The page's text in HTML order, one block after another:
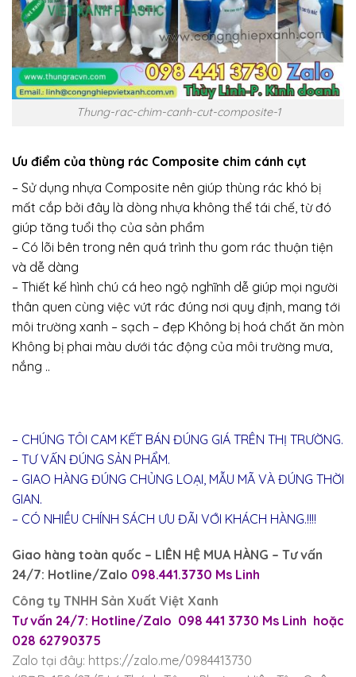
Thung-rac-chim-canh-cut-composite-1
Ưu điểm của thùng rác Composite chim cánh cụt
– Sử dụng nhựa Composite nên giúp thùng rác khó bị
mất cắp bởi đây là dòng nhựa không thể tái chế, từ đó
giúp tăng tuổi thọ của sản phẩm
– Có lõi bên trong nên quá trình thu gom rác thuận tiện
và dễ dàng
– Thiết kế hình chú cá heo ngộ nghĩnh dễ giúp mọi người
thân quen cùng việc vứt rác đúng nơi quy định, mang tới
môi trường xanh – sạch – đẹp Không bị hoá chất ăn mòn
Không bị phai màu dưới tác động của môi trường mưa,
nắng ..
– CHÚNG TÔI CAM KẾT BÁN ĐÚNG GIÁ TRÊN THỊ TRƯỜNG.
– TƯ VẤN ĐÚNG SẢN PHẨM.
– GIAO HÀNG ĐÚNG CHỦNG LOẠI, MẪU MÃ VÀ ĐÚNG THỜI
GIAN.
– CÓ NHIỀU CHÍNH SÁCH ƯU ĐÃI VỚI KHÁCH HÀNG.!!!!
Giao hàng toàn quốc – LIÊN HỆ MUA HÀNG – Tư vấn
24/7: Hotline/Zalo 098.441.3730 Ms Linh
Công ty TNHH Sản Xuất Việt Xanh
Tư vấn 24/7: Hotline/Zalo 098 441 3730 Ms Linh hoặc
028 62790375
Zalo tại đây: https://zalo.me/0984413730